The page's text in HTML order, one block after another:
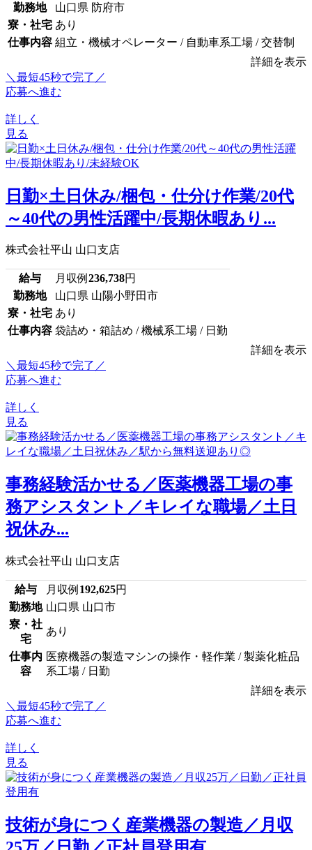
勤務地
山口県 防府市
寮・社宅 あり
仕事内容 組立・機械オペレーター / 自動車系工場 / 交替制
詳細を表示
＼最短45秒で完了／
応募へ進む
詳しく
見る
日勤×土日休み/梱包・仕分け作業/20代
～40代の男性活躍中/長期休暇あり...
株式会社平山 山口支店
給与 月収例 236,738円
勤務地
山口県 山陽小野田市
寮・社宅 あり
仕事内容 袋詰め・箱詰め / 機械系工場 / 日勤
詳細を表示
＼最短45秒で完了／
応募へ進む
詳しく
見る
事務経験活かせる／医薬機器工場の事
務アシスタント／キレイな職場／土日
祝休み...
株式会社平山 山口支店
給与 月収例 192,625円
勤務地 山口県 山口市
寮・社
宅
あり
仕事内
容
医療機器の製造マシンの操作・軽作業 / 製薬化粧品
系工場 / 日勤
詳細を表示
＼最短45秒で完了／
応募へ進む
詳しく
見る
技術が身につく産業機器の製造／月収